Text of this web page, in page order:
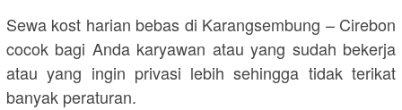
Sewa kost harian bebas di Karangsembung – Cirebon
cocok bagi Anda karyawan atau yang sudah bekerja
atau yang ingin privasi lebih sehingga tidak terikat
banyak peraturan.